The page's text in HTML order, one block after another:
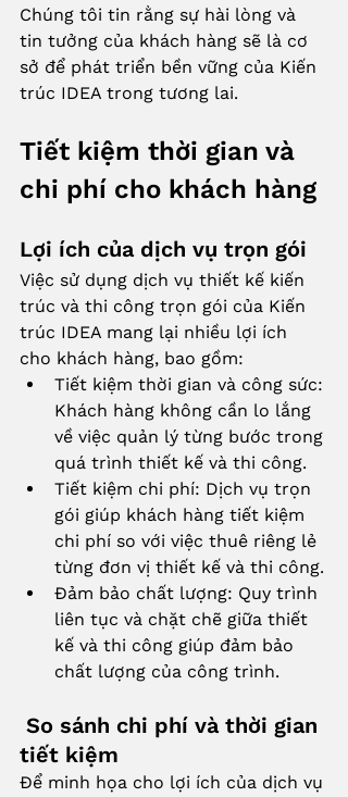
Chúng tôi tin rằng sự hài lòng và
tin tưởng của khách hàng sẽ là cơ
sở để phát triển bền vững của Kiến
trúc IDEA trong tương lai.
Tiết kiệm thời gian và
chi phí cho khách hàng
Lợi ích của dịch vụ trọn gói
Việc sử dụng dịch vụ thiết kế kiến
trúc và thi công trọn gói của Kiến
trúc IDEA mang lại nhiều lợi ích
cho khách hàng, bao gồm:
Tiết kiệm thời gian và công sức:
Khách hàng không cần lo lắng
về việc quản lý từng bước trong
quá trình thiết kế và thi công.
Tiết kiệm chi phí: Dịch vụ trọn
gói giúp khách hàng tiết kiệm
chi phí so với việc thuê riêng lẻ
từng đơn vị thiết kế và thi công.
Đảm bảo chất lượng: Quy trình
liên tục và chặt chẽ giữa thiết
kế và thi công giúp đảm bảo
chất lượng của công trình.
So sánh chi phí và thời gian
tiết kiệm
Để minh họa cho lợi ích của dịch vụ